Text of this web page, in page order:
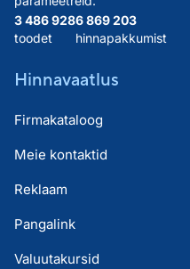
3 486 928
toodet
6 869 203
hinnapakkumist
Hinnavaatlus
Firmakataloog
Meie kontaktid
Reklaam
Pangalink
Valuutakursid